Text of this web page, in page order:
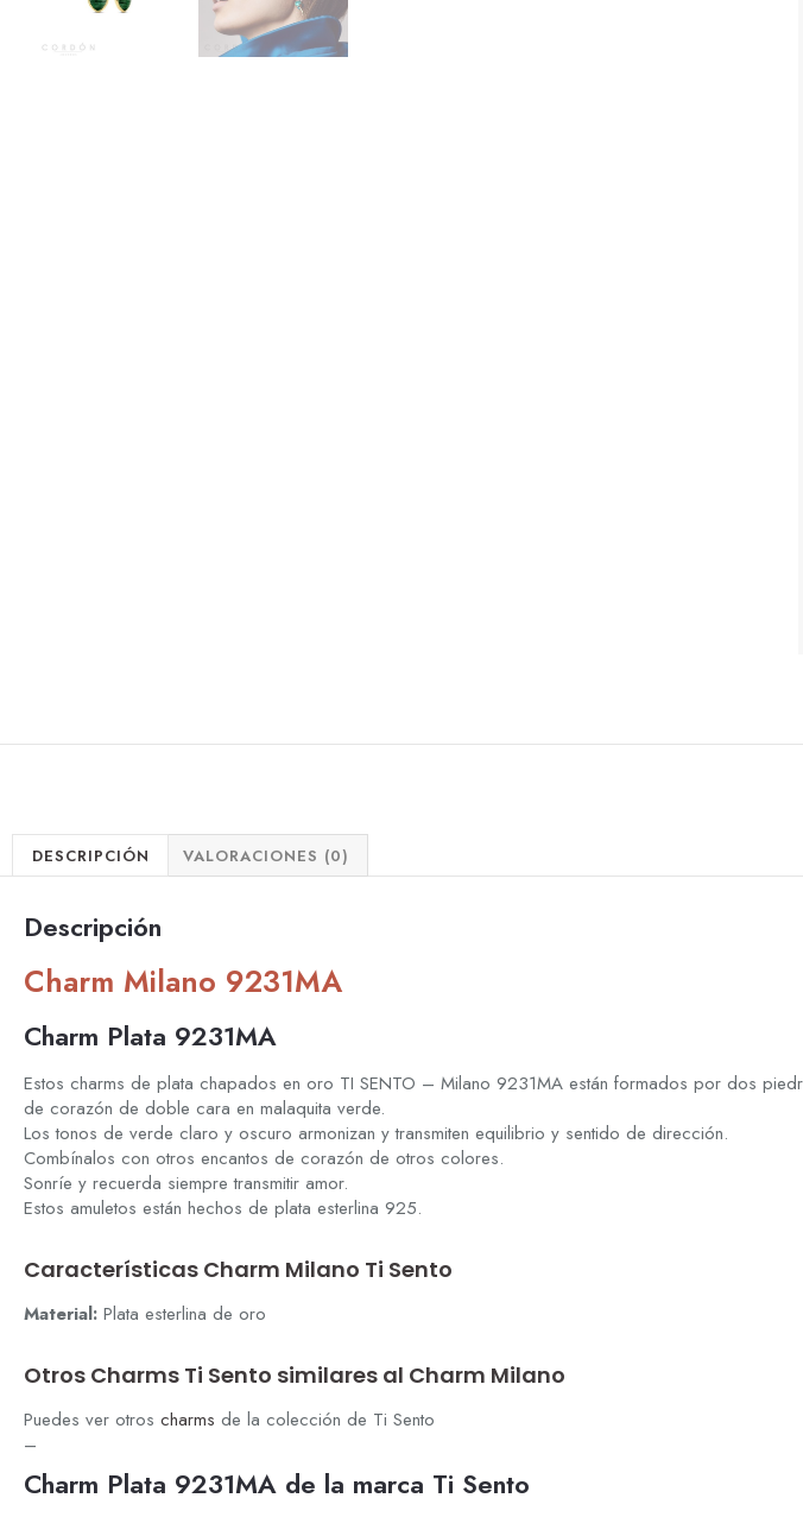
DESCRIPCIÓN VALORACIONES (0)
Descripción
Charm Milano 9231MA
Charm Plata 9231MA
Estos charms de plata chapados en oro TI SENTO – Milano 9231MA están formados por dos
de corazón de doble cara en malaquita verde.
Los tonos de verde claro y oscuro armonizan y transmiten equilibrio y sentido de dirección.
Combínalos con otros encantos de corazón de otros colores.
Sonríe y recuerda siempre transmitir amor.
Estos amuletos están hechos de plata esterlina 925.
Características Charm Milano Ti Sento
Material: Plata esterlina de oro
Otros Charms Ti Sento similares al Charm Milano
Puedes ver otros charms de la colección de Ti Sento
–
Charm Plata 9231MA de la marca Ti Sento